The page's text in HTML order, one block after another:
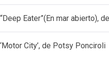
“Deep Eater”(En mar abierto),
‘Motor City’, de Potsy Ponciroli